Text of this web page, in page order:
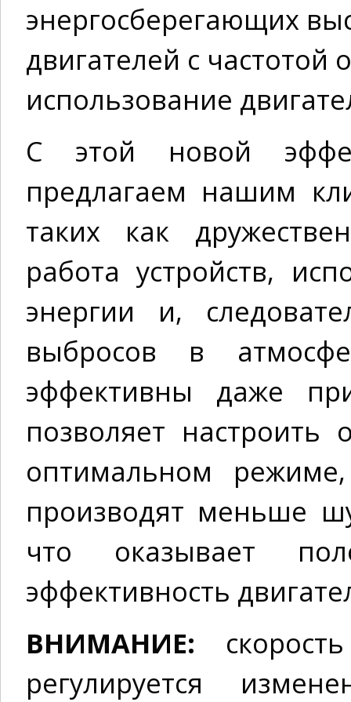
энергосберегающих
двигателей с частотой
использование
С этой новой
предлагаем нашим
таких как
работа устройств,
энергии и,
выбросов в
эффективны даже
позволяет
оптимальном
производят меньше
что оказывает
эффективность
ВНИМАНИЕ:
регулируется